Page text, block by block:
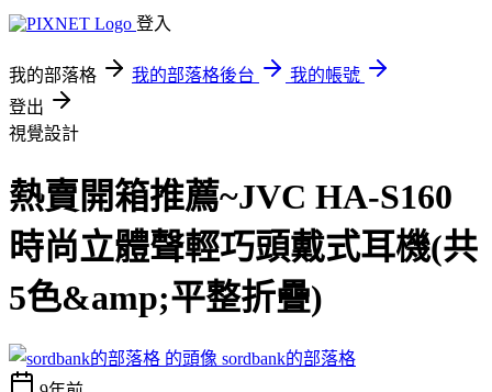
登入
我的部落格 我的部落格後台
我的帳號
登出
視覺設計
熱賣開箱推薦~JVC HA-S160
時尚立體聲輕巧頭戴式耳機(共
5色&amp;平整折疊)
sordbank的部落格